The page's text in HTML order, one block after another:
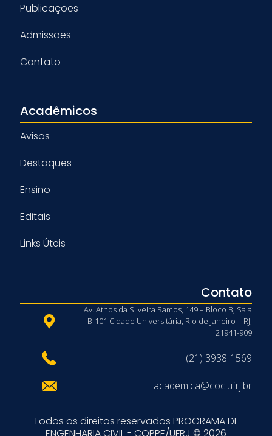
Publicações
Admissões
Contato
Acadêmicos
Avisos
Destaques
Ensino
Editais
Links Úteis
Contato
Av. Athos da Silveira Ramos, 149 – Bloco B, Sala
B-101 Cidade Universitária, Rio de Janeiro – RJ,
21941-909
(21) 3938-1569
academica@coc.ufrj.br
Todos os direitos reservados PROGRAMA DE